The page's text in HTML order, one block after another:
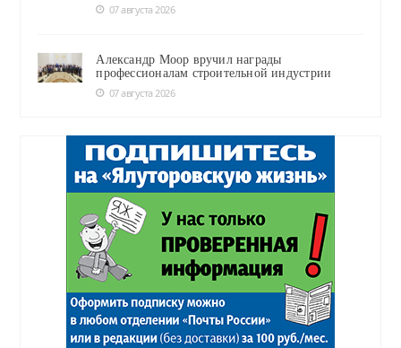
07 августа 2026
Александр Моор вручил награды
профессионалам строительной индустрии
07 августа 2026